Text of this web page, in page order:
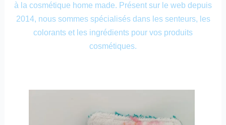
à la cosmétique home made. Présent sur le web depuis
2014, nous sommes spécialisés dans les senteurs, les
colorants et les ingrédients pour vos produits
cosmétiques.